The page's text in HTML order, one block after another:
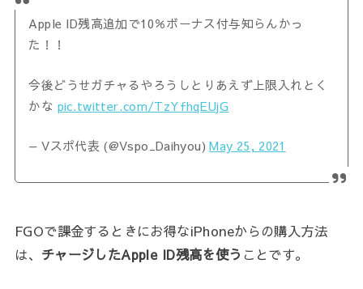
Apple ID残高追加で10％ボーナス付与知らんかっ
た！！
今後どうせガチャるやろうしとりあえず上限入れとく
かな pic.twitter.com/TzYfhqEUjG
— Vスポ代表 (@Vspo_Daihyou)May 25, 2021
FGOで課金するときにお得なiPhoneからの購入方法
は、 チャージしたApple ID残高を使う ことです。